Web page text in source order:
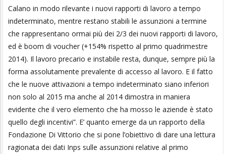
Calano in modo rilevante i nuovi rapporti di lavoro a tempo
indeterminato, mentre restano stabili le assunzioni a termine
che rappresentano ormai più dei 2/3 dei nuovi rapporti di lavoro,
ed è boom di voucher (+154% rispetto al primo quadrimestre
2014). Il lavoro precario e instabile resta, dunque, sempre più la
forma assolutamente prevalente di accesso al lavoro. E il fatto
che le nuove attivazioni a tempo indeterminato siano inferiori
non solo al 2015 ma anche al 2014 dimostra in maniera
evidente che il vero elemento che ha mosso le aziende è stato
quello degli incentivi”. E’ quanto emerge da un rapporto della
Fondazione Di Vittorio che si pone l’obiettivo di dare una lettura
ragionata dei dati Inps sulle assunzioni relative al primo